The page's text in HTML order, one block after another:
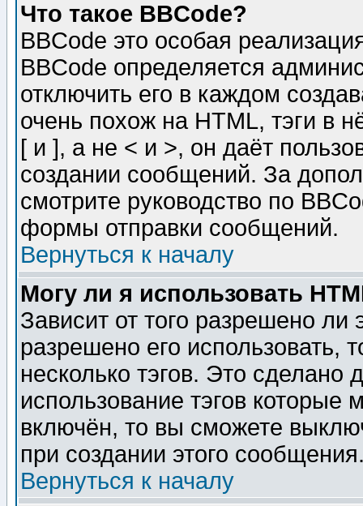
Что такое BBCode?
BBCode это особая
BBCode определяется
отключить его в каждом
очень похож на HTML, тэги в
[ и ], а не < и >, он даёт
создании сообщений. За
смотрите руководство по
формы отправки сообщений.
Вернуться к началу
Могу ли я использовать
Зависит от того разрешено
разрешено его использовать,
несколько тэгов. Это сделано
использование тэгов
включён, то вы сможете
при создании этого
Вернуться к началу